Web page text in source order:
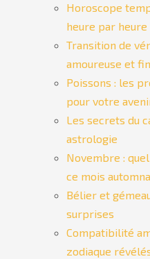
Horoscope
heure par heure
Transition de
amoureuse et
Poissons : les
pour votre
Les secrets du
astrologie
Novembre :
ce mois
Bélier et
surprises
Compatibilité
zodiaque